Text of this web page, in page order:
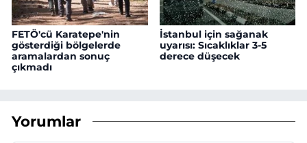
FETÖ'cü Karatepe'nin
gösterdiği bölgelerde
aramalardan sonuç
çıkmadı
İstanbul için sağanak
uyarısı: Sıcaklıklar 3-5
derece düşecek
Yorumlar